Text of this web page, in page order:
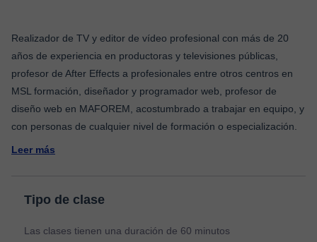
Realizador de TV y editor de vídeo profesional con más de 20
años de experiencia en productoras y televisiones públicas,
profesor de After Effects a profesionales entre otros centros en
MSL formación, diseñador y programador web, profesor de
diseño web en MAFOREM, acostumbrado a trabajar en equipo, y
Leer más
Tipo de clase
Las clases tienen una duración de 60 minutos